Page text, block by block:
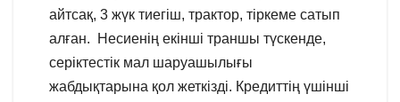
айтсақ, 3 жүк тиегіш, трактор, тіркеме сатып
алған. Несиенің екінші траншы түскенде,
серіктестік мал шаруашылығы
жабдықтарына қол жеткізді. Кредиттің үшінші